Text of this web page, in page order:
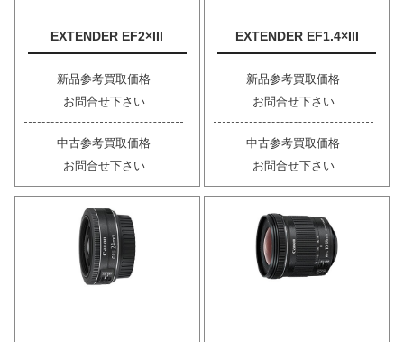
EXTENDER EF2×III
新品参考買取価格
お問合せ下さい
中古参考買取価格
お問合せ下さい
EXTENDER EF1.4×III
新品参考買取価格
お問合せ下さい
中古参考買取価格
お問合せ下さい